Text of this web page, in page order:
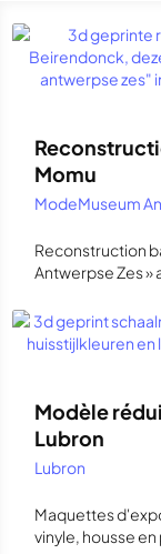
Momu
ModeMuseum
Reconstruction
Antwerpse Zes »
Modèle
Lubron
Lubron
Maquettes
vinyle, housse